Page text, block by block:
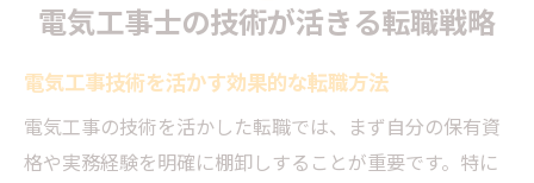
電気工事士の技術が活きる転職戦略
電気工事技術を活かす効果的な転職方法
電気工事の技術を活かした転職では、まず自分の保有資
格や実務経験を明確に棚卸しすることが重要です。特に